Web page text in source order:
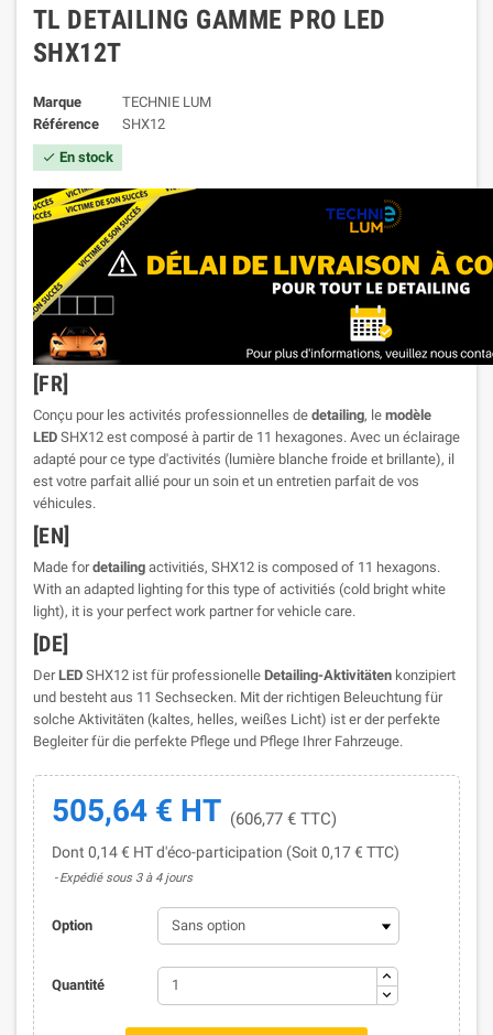
TL DETAILING GAMME PRO LED
SHX12T
Marque
TECHNIE LUM
Référence
SHX12
 En stock
[FR]
Conçu pour les activités professionnelles de detailing, le modèle
LED SHX12 est composé à partir de 11 hexagones. Avec un éclairage
adapté pour ce type d'activités (lumière blanche froide et brillante), il
est votre parfait allié pour un soin et un entretien parfait de vos
véhicules.
[EN]
Made fordetailing activitiés, SHX12 is composed of 11 hexagons.
With an adapted lighting for this type of activitiés (cold bright white
light), it is your perfect work partner for vehicle care.
[DE]
DerLED SHX12 ist für professionelle Detailing-Aktivitäten konzipiert
und besteht aus 11 Sechsecken. Mit der richtigen Beleuchtung für
solche Aktivitäten (kaltes, helles, weißes Licht) ist er der perfekte
Begleiter für die perfekte Pflege und Pflege Ihrer Fahrzeuge.
505,64 € HT (606,77 € TTC)
Dont 0,14 € HT d'éco-participation (Soit 0,17 € TTC)
Expédié sous 3 à 4 jours
Option
Quantité